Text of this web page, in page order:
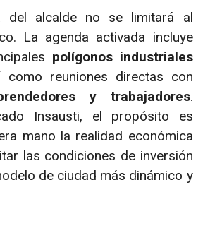
del alcalde no se limitará al
La agenda activada incluye
polígonos industriales
como reuniones directas con
y trabajadores.
Insausti, el propósito es
mano la realidad económica
las condiciones de inversión
de ciudad más dinámico y